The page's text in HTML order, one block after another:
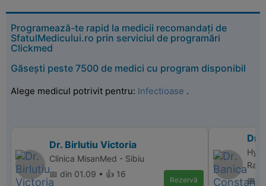
Programează-te rapid la medicii recomandați de
SfatulMedicului.ro prin serviciul de programări
Clickmed
Găsești peste 7500 de medici cu program disponibil
Alege medicul potrivit pentru: Infectioase .
Dr. Birlutiu Victoria
Clinica MisanMed - Sibiu
📅 din 01.09 • 👍 16
Rezervă
Dr.
📅